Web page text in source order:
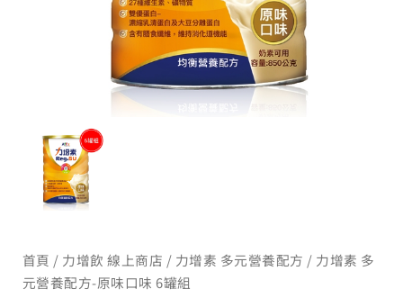
首頁 / 力增飲 線上商店 / 力增素 多元營養配方 / 力增素 多
元營養配方-原味口味 6罐組
NT$4,680。NT$3,550。